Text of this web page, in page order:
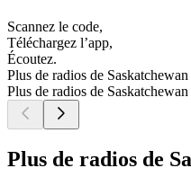
Scannez le code,
Téléchargez l’app,
Écoutez.
Plus de radios de Saskatchewan
Plus de radios de Saskatchewan
Plus de radios de